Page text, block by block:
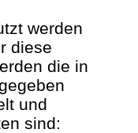
werden
diese
die in
und
sind: